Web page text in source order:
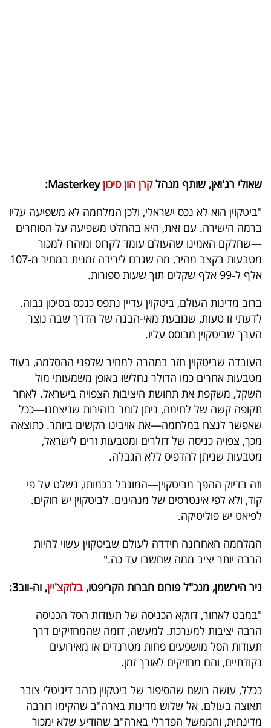
המילון
הכלכלי
פודקאסט
40
UNDER
40
פעולה
דרושים
ניוזלטרים
מייל
אדום
באייס
עקבו
אחרינו:
שאולי רג'ואן, שותף מנהלקרן הון סיכוןMasterkey:
"ביטקוין הוא לא נכס ישראלי, ולכן המלחמה לא משפיעה עליו
ברמה הישירה. עם זאת, היא בהחלט משפיעה על הסוחרים
—שחלקם האמינו שהעולם עומד לקרוס ומיהרו למכור
מטבעות בקצב מהיר, מה שגרם לירידה זמנית במחיר מ‑107
אלף ל‑99 אלף שקלים תוך שעות ספורות.
ברוב מדינות העולם, ביטקוין עדיין נתפס כנכס בסיכון גבוה.
לדעתי זו טעות, שנובעת מאי-הבנה של הדרך שבה נוצר
הערך שביטקוין מבוסס עליו.
העובדה שביטקוין חזר במהרה למחיר שלפני ההסלמה, בעוד
מטבעות אחרים כמו הדולר נחלשו באופן משמעותי מול
השקל, משקפת את תחושת היציבות הצפויה בישראל. לאחר
תקופה קשה של לחימה, ניתן לומר בזהירות שניצחנו—ככל
שאפשר לנצח במלחמה—את אויבינו הקשים ביותר. כתוצאה
מכך, צפויה כניסה של דולרים ומטבעות זרים לישראל,
מטבעות שניתן להדפיס ללא הגבלה.
וזה בדיוק ההפך מביטקוין—המוגבל בכמותו, נשלט על פי
קוד, ולא לפי אינטרסים של מנהיגים. לביטקוין יש חוקים.
לפיאט יש פוליטיקה.
המלחמה האחרונה חידדה לעולם שביטקוין עשוי להיות
הרבה יותר יציב ממה שחשבו עד כה."
ניר הירשמן, מנכ"ל פורום חברות הקריפטו, בלוקצ'יין, וה-ווב3:
"במבט לאחור, דווקא הכניסה של תעודות הסל הכניסה
הרבה יציבות למערכת. למעשה, דומה שהמחזיקים דרך
תעודות הסל מושפעים פחות מטרנדים או מאירועים
נקודתיים, והם מחזיקים לאורך זמן.
ככלל, עושה רושם שהסיפור של ביטקוין כזהב דיגיטלי צובר
תאוצה בעולם. אל שלוש מדינות בארה"ב שהקימו רזרבה
מדינתית, והממשל הפדרלי בארה"ב שהודיע שלא ימכור